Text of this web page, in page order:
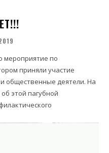
мероприятие по
приняли участие
общественные деятели. На
этой пагубной